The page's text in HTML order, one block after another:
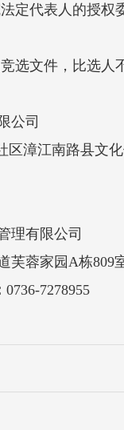
定代表人的授
选文件，比选人
公司
区漳江南路县文
理有限公司
芙蓉家园A栋809
0736-7278955